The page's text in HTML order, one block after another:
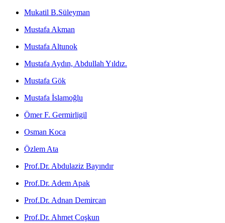
Mukatil B.Süleyman
Mustafa Akman
Mustafa Altunok
Mustafa Aydın, Abdullah Yıldız.
Mustafa Gök
Mustafa İslamoğlu
Ömer F. Germirligil
Osman Koca
Özlem Ata
Prof.Dr. Abdulaziz Bayındır
Prof.Dr. Adem Apak
Prof.Dr. Adnan Demircan
Prof.Dr. Ahmet Coşkun